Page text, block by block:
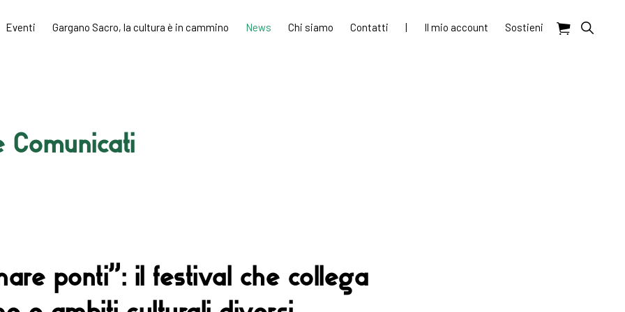
Eventi Gargano Sacro, la cultura è in cammino News Chi siamo Contatti | Il mio account Sostieni
Show
Search
Comunicati
ponti”: il festival che collega